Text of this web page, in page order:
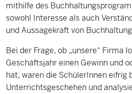
mithilfe des
sowohl Interesse als auch
und Aussagekraft von
Bei der Frage, ob „unsere“ Firma
Geschäftsjahr einen Gewinn und
hat, waren die SchülerInnen eifrig
Unterrichtsgeschehen und